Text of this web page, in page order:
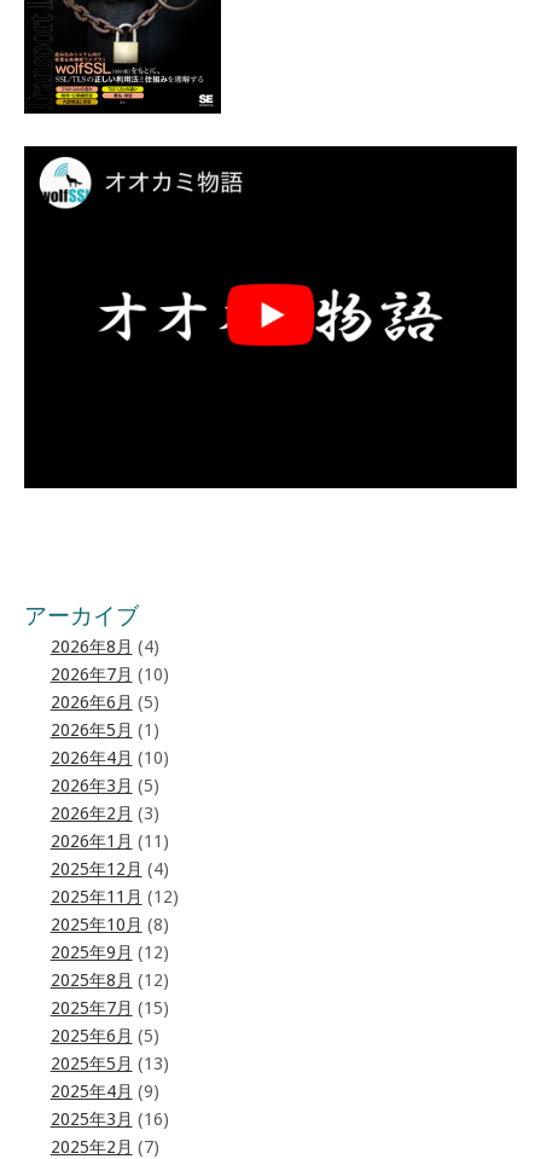
アーカイブ
2026年8月 (4)
2026年7月 (10)
2026年6月 (5)
2026年5月 (1)
2026年4月 (10)
2026年3月 (5)
2026年2月 (3)
2026年1月 (11)
2025年12月 (4)
2025年11月 (12)
2025年10月 (8)
2025年9月 (12)
2025年8月 (12)
2025年7月 (15)
2025年6月 (5)
2025年5月 (13)
2025年4月 (9)
2025年3月 (16)
2025年2月 (7)